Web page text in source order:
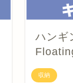
収納
ハンギ